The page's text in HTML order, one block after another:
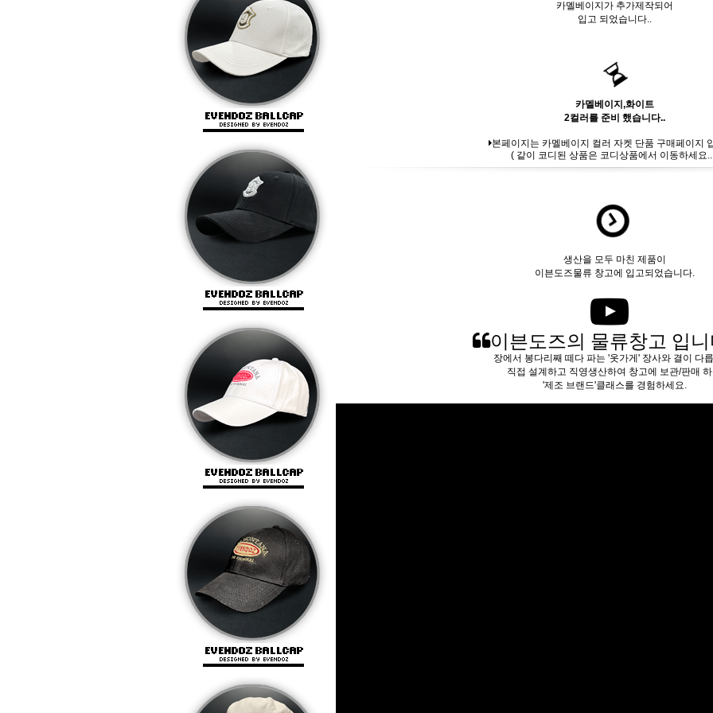
카멜베이지가 추가제작되어
입고 되었습니다..
카멜베이지,화이트
2컬러를 준비 했습니다..
본페이지는 카멜베이지 컬러 자켓 단품 구매페이지
( 같이 코디된 상품은 코디상품에서 이동하세요
생산을 모두 마친 제품이
이븐도즈물류 창고에 입고되었습니다.
이븐도즈의 물류창고 입니
장에서 봉다리째 떼다 파는 '옷가게' 장사와 결이 다
직접 설계하고 직영생산하여 창고에 보관/판매
'제조 브랜드'클래스를 경험하세요.